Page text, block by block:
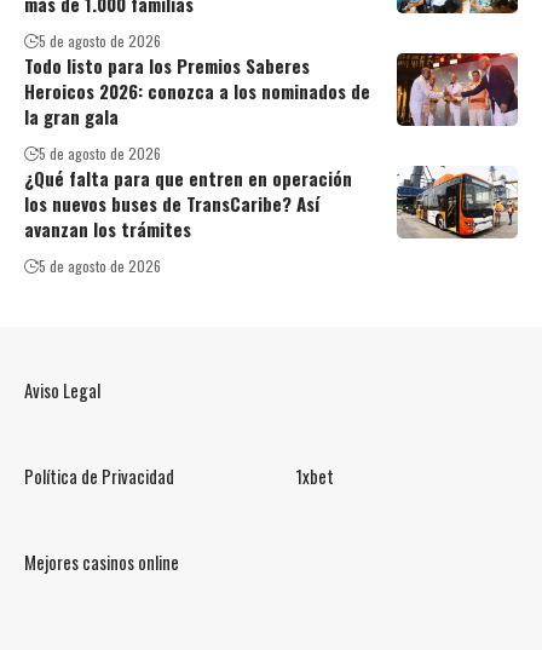
5 de agosto de 2026
Todo listo para los Premios Saberes
Heroicos 2026: conozca a los nominados de
la gran gala
5 de agosto de 2026
¿Qué falta para que entren en operación
los nuevos buses de TransCaribe? Así
avanzan los trámites
5 de agosto de 2026
Aviso Legal
Política de Privacidad 1xbet
Mejores casinos online